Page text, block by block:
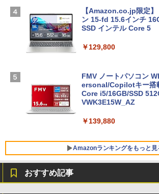
【Amazon.co.jp限定
ン 15-fd 15.6インチ
SSD インテル Core 5
￥129,800
FMV ノートパソコン
ersonal/Copilotキー搭
Core i5/16GB/SSD
VWK3E15W_AZ
￥139,880
Amazonランキングをもっと見
おすすめ記事